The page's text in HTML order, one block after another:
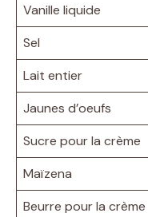
Vanille liquide
Sel
Lait entier
Jaunes d’oeufs
Sucre pour la crème
Maïzena
Beurre pour la crème